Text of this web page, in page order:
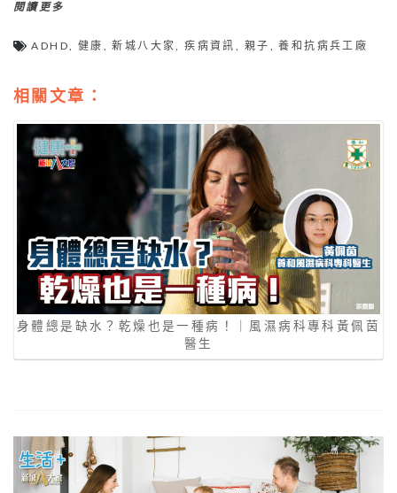
閱讀更多
ADHD, 健康 ,新城八大家,疾病資訊 , 親子 ,養和抗病兵工廠
相關文章：
身體總是缺水？乾燥也是一種病！｜風濕病科專科黃佩茵
醫生